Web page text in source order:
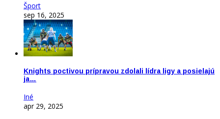
Šport
sep 16, 2025
Knights poctivou prípravou zdolali lídra ligy a posielajú
ja…
Iné
apr 29, 2025